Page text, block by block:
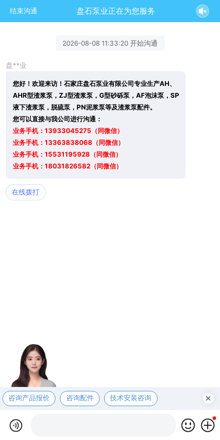
结束沟通 盘石泵业正在为您服务
2026-08-08 11:33:20 开始沟通
盘**业
您好！欢迎来访！石家庄盘石泵业有限公司专业生产AH、
AHR型渣浆泵，ZJ型渣浆泵，G型砂砾泵，AF泡沫泵，SP
液下渣浆泵，脱硫泵，PN泥浆泵等及渣浆泵配件。
您可以直接与我公司进行沟通：
业务手机：13933045275（同微信）
业务手机：13363838068（同微信）
业务手机：15531195928（同微信）
业务手机：18031826582（同微信）
在线拨打
咨询产品报价 咨询配件 技术安装咨询